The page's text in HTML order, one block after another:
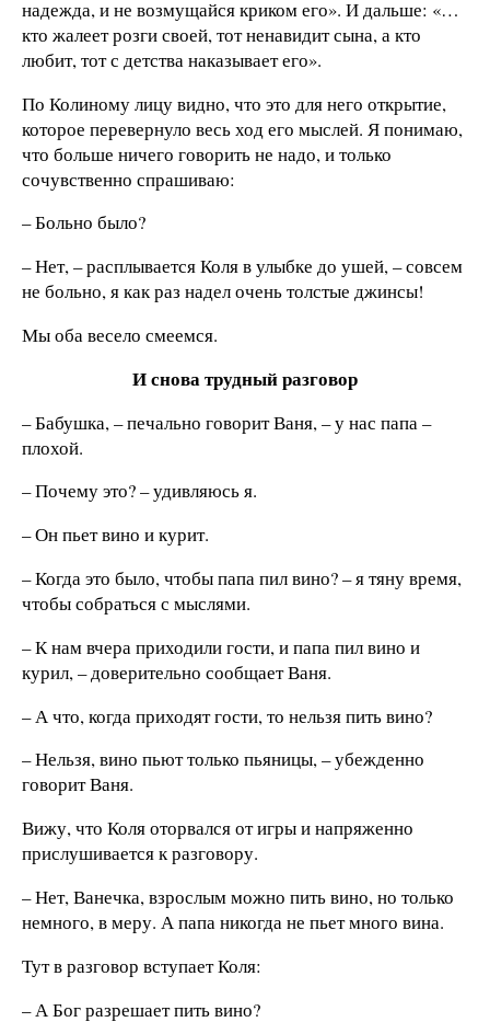
надежда, и не возмущайся криком его». И дальше: «…
кто жалеет розги своей, тот ненавидит сына, а кто
любит, тот с детства наказывает его».
По Колиному лицу видно, что это для него открытие,
которое перевернуло весь ход его мыслей. Я понимаю,
что больше ничего говорить не надо, и только
сочувственно спрашиваю:
– Больно было?
– Нет, – расплывается Коля в улыбке до ушей, – совсем
не больно, я как раз надел очень толстые джинсы!
Мы оба весело смеемся.
И снова трудный разговор
– Бабушка, – печально говорит Ваня, – у нас папа –
плохой.
– Почему это? – удивляюсь я.
– Он пьет вино и курит.
– Когда это было, чтобы папа пил вино? – я тяну время,
чтобы собраться с мыслями.
– К нам вчера приходили гости, и папа пил вино и
курил, – доверительно сообщает Ваня.
– А что, когда приходят гости, то нельзя пить вино?
– Нельзя, вино пьют только пьяницы, – убежденно
говорит Ваня.
Вижу, что Коля оторвался от игры и напряженно
прислушивается к разговору.
– Нет, Ванечка, взрослым можно пить вино, но только
немного, в меру. А папа никогда не пьет много вина.
Тут в разговор вступает Коля:
– А Бог разрешает пить вино?